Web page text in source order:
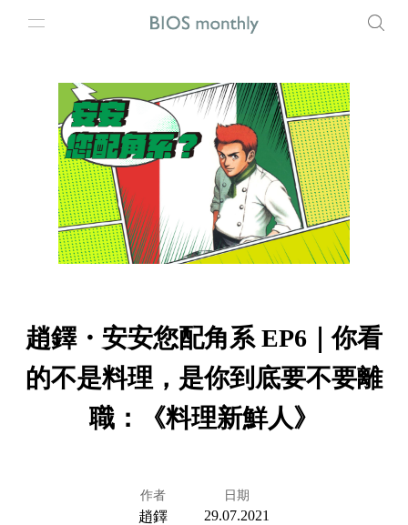
趙鐸・安安您配角系 EP6｜你看
的不是料理，是你到底要不要離
職：《料理新鮮人》
作者
趙鐸
日期
29.07.2021